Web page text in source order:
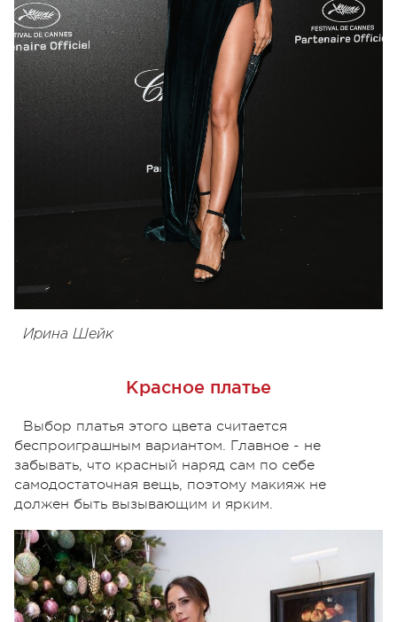
Ирина Шейк
Красное платье
Выбор платья этого цвета считается
беспроиграшным вариантом. Главное - не
забывать, что красный наряд сам по себе
самодостаточная вещь, поэтому макияж не
должен быть вызывающим и ярким.